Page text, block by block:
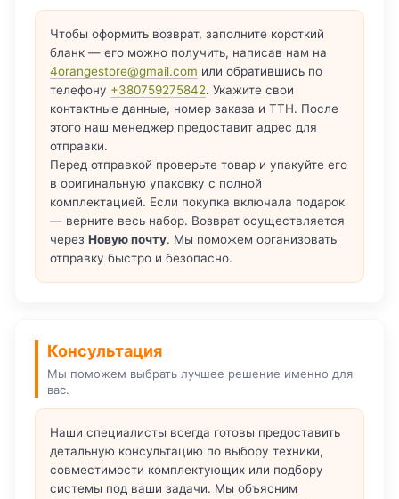
Чтобы оформить возврат, заполните короткий
бланк — его можно получить, написав нам на
4orangestore@gmail.com или обратившись по
телефону +380759275842. Укажите свои
контактные данные, номер заказа и ТТН. После
этого наш менеджер предоставит адрес для
отправки.
Перед отправкой проверьте товар и упакуйте его
в оригинальную упаковку с полной
комплектацией. Если покупка включала подарок
— верните весь набор. Возврат осуществляется
через Новую почту. Мы поможем организовать
отправку быстро и безопасно.
Консультация
Мы поможем выбрать лучшее решение именно для
вас.
Наши специалисты всегда готовы предоставить
детальную консультацию по выбору техники,
совместимости комплектующих или подбору
системы под ваши задачи. Мы объясним